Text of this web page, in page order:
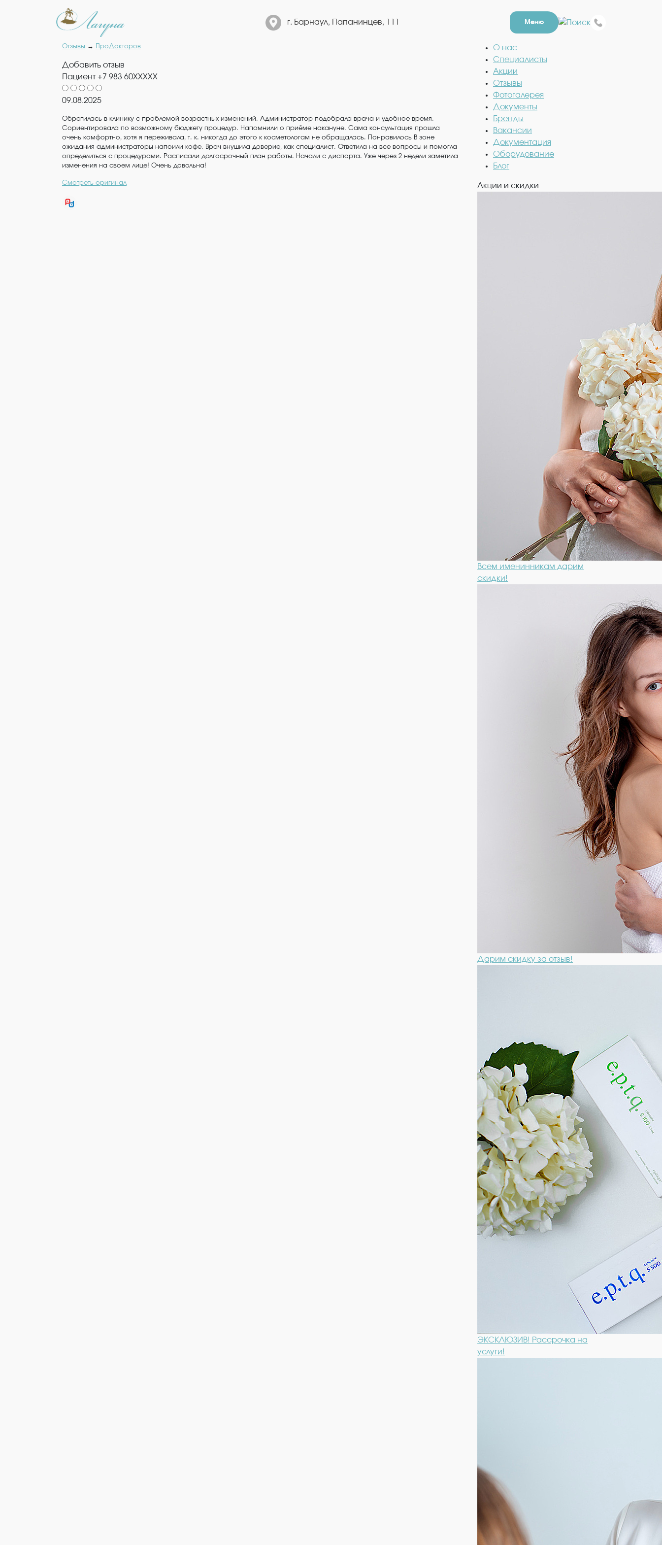
г. Барнаул, Папанинцев, 111 Меню
Отзывы → ПроДокторов
Добавить отзыв
Пациент +7 983 60XXXXX
09.08.2025
Обратилась в клинику с проблемой возрастных изменений. Администратор подобрала врача и удобное время.
Сориентировала по возможному бюджету процедур. Напомнили о приёме накануне. Сама консультация прошла
очень комфортно, хотя я переживала, т. к. никогда до этого к косметологам не обращалась. Понравилось В зоне
ожидания администраторы напоили кофе. Врач внушила доверие, как специалист. Ответила на все вопросы и помогла
определиться с процедурами. Расписали долгосрочный план работы. Начали с диспорта​. Уже через 2 недели заметила
изменения на своем лице! Очень довольна!
Смотреть оригинал
О нас
Специалисты
Акции
Отзывы
Фотогалерея
Документы
Бренды
Вакансии
Документация
Оборудование
Блог
Акции и скидки
Всем именинникам дарим
скидки!
Дарим скидку за отзыв!
ЭКСКЛЮЗИВ! Рассрочка на
услуги!